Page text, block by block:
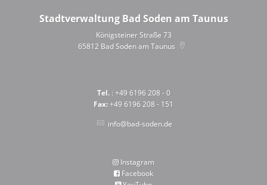
Stadtverwaltung Bad Soden am Taunus
Königsteiner Straße 73
65812 Bad Soden am Taunus
Tel.: +49 6196 208 - 0
Fax:+49 6196 208 - 151
info@bad-soden.de
Instagram
Facebook